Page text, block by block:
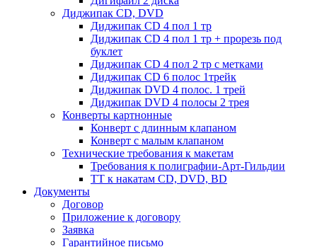
Диджипак CD, DVD
Диджипак CD 4 пол 1 тр
Диджипак CD 4 пол 1 тр + прорезь под
буклет
Диджипак CD 4 пол 2 тр с метками
Диджипак CD 6 полос 1трейк
Диджипак DVD 4 полос. 1 трей
Диджипак DVD 4 полосы 2 трея
Конверты картнонные
Конверт с длинным клапаном
Конверт с малым клапаном
Технические требования к макетам
Требования к полиграфии-Арт-Гильдии
ТТ к накатам CD, DVD, BD
Документы
Договор
Приложение к договору
Заявка
Гарантийное письмо